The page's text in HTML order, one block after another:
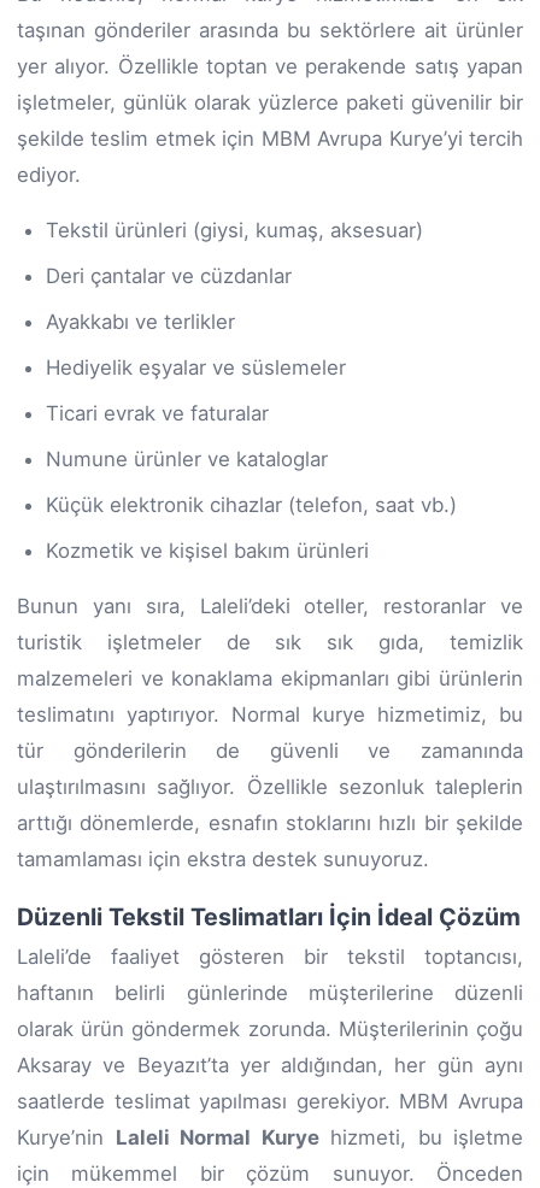
taşınan gönderiler arasında bu sektörlere ait ürünler
yer alıyor. Özellikle toptan ve perakende satış yapan
işletmeler, günlük olarak yüzlerce paketi güvenilir bir
şekilde teslim etmek için MBM Avrupa Kurye’yi tercih
ediyor.
Tekstil ürünleri (giysi, kumaş, aksesuar)
Deri çantalar ve cüzdanlar
Ayakkabı ve terlikler
Hediyelik eşyalar ve süslemeler
Ticari evrak ve faturalar
Numune ürünler ve kataloglar
Küçük elektronik cihazlar (telefon, saat vb.)
Kozmetik ve kişisel bakım ürünleri
Bunun yanı sıra, Laleli’deki oteller, restoranlar ve
turistik işletmeler de sık sık gıda, temizlik
malzemeleri ve konaklama ekipmanları gibi ürünlerin
teslimatını yaptırıyor. Normal kurye hizmetimiz, bu
tür gönderilerin de güvenli ve zamanında
ulaştırılmasını sağlıyor. Özellikle sezonluk taleplerin
arttığı dönemlerde, esnafın stoklarını hızlı bir şekilde
tamamlaması için ekstra destek sunuyoruz.
Düzenli Tekstil Teslimatları İçin İdeal Çözüm
Laleli’de faaliyet gösteren bir tekstil toptancısı,
haftanın belirli günlerinde müşterilerine düzenli
olarak ürün göndermek zorunda. Müşterilerinin çoğu
Aksaray ve Beyazıt’ta yer aldığından, her gün aynı
saatlerde teslimat yapılması gerekiyor. MBM Avrupa
Kurye’nin Laleli Normal Kuryehizmeti, bu işletme
için mükemmel bir çözüm sunuyor. Önceden